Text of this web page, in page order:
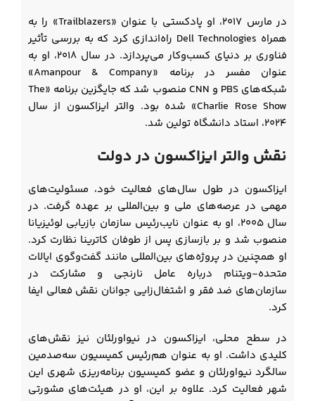
در مارس ۲۰۱۷، او پادکستی با عنوان «Trailblazers» را به
همراه Dell Technologies راه‌اندازی کرد که به بررسی تأثیر
فناوری بر دنیای کسب‌وکار می‌پردازد. در سال ۲۰۱۸، او به
عنوان مفسر در برنامه «Amanpour & Company»
شبکه‌های PBS و CNN منصوب شد که جایگزین برنامه «The
Charlie Rose Show» شده بود. والتر ایزاکسون از سال
۲۰۲۴، استاد دانشگاه تولین شد.
نقش والتر ایزاکسون در دولت
ایزاکسون در طول سال‌های فعالیت خود، مسئولیت‌های
مهمی در عرصه‌های ملی و بین‌المللی بر عهده گرفت. در
سال ۲۰۰۵، او به عنوان نایب‌رئیس سازمان بازیابی لوئیزیانا
منصوب شد و بر بازسازی پس از طوفان کاترینا نظارت کرد.
او همچنین در پروژه‌های بین‌المللی مانند گفت‌وگوی ایالات
متحده-ویتنام درباره عامل نارنجی و مشارکت در
سازمان‌های ضد فقر و اشتغال‌زایی جوانان نقش فعالی ایفا
کرد.
در سطح محلی، ایزاکسون در نیواورلئان نیز نقش‌های
کلیدی داشت. او به عنوان هم‌رئیس کمیسیون سه‌صدمین
سالگرد نیواورلئان و عضو کمیسیون برنامه‌ریزی شهری این
شهر فعالیت کرد. علاوه بر این، او در هیئت‌های مشورتی